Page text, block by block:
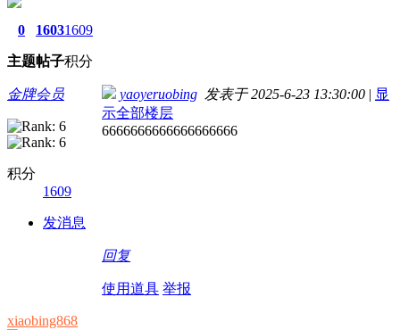
0
主题
1603
帖子
1609
积分
金牌会员
积分
1609
发消息
yaoyeruobing 发表于 2025-6-23 13:30:00 | 显
示全部楼层
6666666666666666666
回复
使用道具 举报
xiaobing868